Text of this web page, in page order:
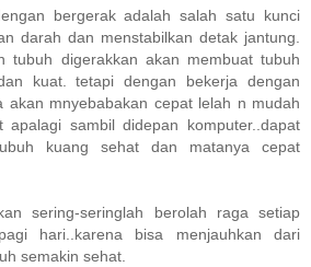
bergerak adalah salah satu kunci
darah dan menstabilkan detak jantung.
tubuh digerakkan akan membuat tubuh
kuat. tetapi dengan bekerja dengan
akan mnyebabakan cepat lelah n mudah
apalagi sambil didepan komputer..dapat
kuang sehat dan matanya cepat
sering-seringlah berolah raga setiap
hari..karena bisa menjauhkan dari
semakin sehat.